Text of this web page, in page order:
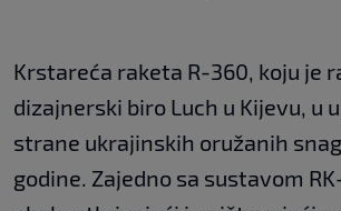
Krstareća raketa R-360, koju je
dizajnerski biro Luch u Kijevu, u
strane ukrajinskih oružanih
godine. Zajedno sa sustavom